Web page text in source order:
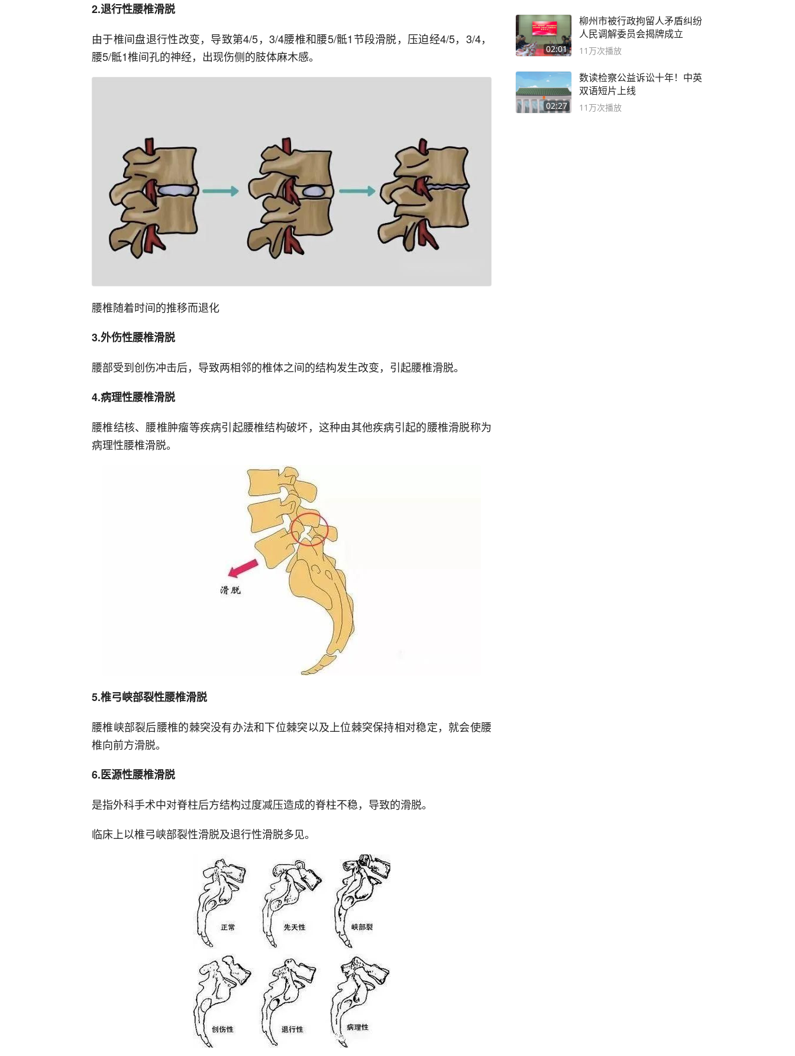
2.退行性腰椎滑脱
由于椎间盘退行性改变，导致第4/5，3/4腰椎和腰5/骶1节段滑脱，压迫经4/5，3/4，
腰5/骶1椎间孔的神经，出现伤侧的肢体麻木感。
腰椎随着时间的推移而退化
3.外伤性腰椎滑脱
腰部受到创伤冲击后，导致两相邻的椎体之间的结构发生改变，引起腰椎滑脱。
4.病理性腰椎滑脱
腰椎结核、腰椎肿瘤等疾病引起腰椎结构破坏，这种由其他疾病引起的腰椎滑脱称为
病理性腰椎滑脱。
5.椎弓峡部裂性腰椎滑脱
腰椎峡部裂后腰椎的棘突没有办法和下位棘突以及上位棘突保持相对稳定，就会使腰
椎向前方滑脱。
6.医源性腰椎滑脱
是指外科手术中对脊柱后方结构过度减压造成的脊柱不稳，导致的滑脱。
临床上以椎弓峡部裂性滑脱及退行性滑脱多见。
02:01
柳州市被行政拘留人矛盾纠纷
人民调解委员会揭牌成立
11万次播放
02:27
数读检察公益诉讼十年！中英
双语短片上线
11万次播放